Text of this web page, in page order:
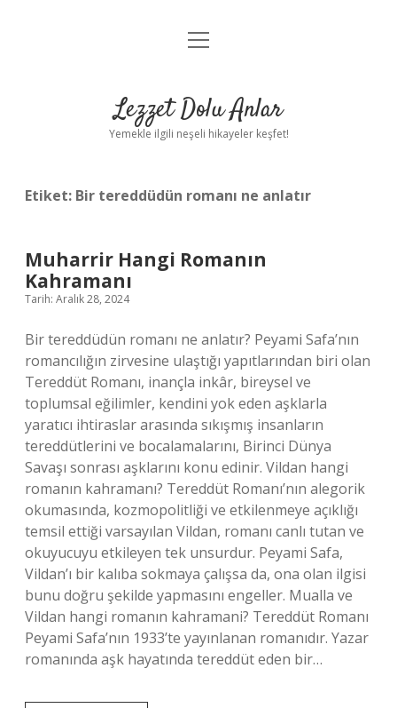
Anasayfa
Yasal Uyarı
menüyü
Lezzet Dolu Anlar
Yemekle ilgili neşeli hikayeler keşfet!
Etiket: Bir tereddüdün romanı ne anlatır
Muharrir Hangi Romanın
Kahramanı
Tarih: Aralık 28, 2024
Bir tereddüdün romanı ne anlatır? Peyami Safa’nın
romancılığın zirvesine ulaştığı yapıtlarından biri olan
Tereddüt Romanı, inançla inkâr, bireysel ve
toplumsal eğilimler, kendini yok eden aşklarla
yaratıcı ihtiraslar arasında sıkışmış insanların
tereddütlerini ve bocalamalarını, Birinci Dünya
Savaşı sonrası aşklarını konu edinir. Vildan hangi
romanın kahramanı? Tereddüt Romanı’nın alegorik
okumasında, kozmopolitliği ve etkilenmeye açıklığı
temsil ettiği varsayılan Vildan, romanı canlı tutan ve
okuyucuyu etkileyen tek unsurdur. Peyami Safa,
Vildan’ı bir kalıba sokmaya çalışsa da, ona olan ilgisi
bunu doğru şekilde yapmasını engeller. Mualla ve
Vildan hangi romanın kahramani? Tereddüt Romanı
Peyami Safa’nın 1933’te yayınlanan romanıdır. Yazar
romanında aşk hayatında tereddüt eden bir…